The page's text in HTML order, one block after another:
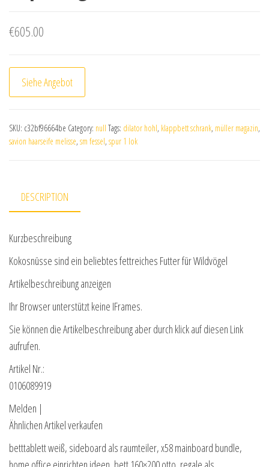
€605.00
Siehe Angebot
SKU: c32bf96664be Category: null Tags: dilator hohl, klappbett schrank, müller magazin,
savion haarseife melisse, sm fessel, spur 1 lok
DESCRIPTION
Kurzbeschreibung
Kokosnüsse sind ein beliebtes fettreiches Futter für Wildvögel
Artikelbeschreibung anzeigen
Ihr Browser unterstützt keine IFrames.
Sie können die Artikelbeschreibung aber durch klick auf diesen Link
aufrufen.
Artikel Nr.:
0106089919
Melden |
Ähnlichen Artikel verkaufen
betttablett weiß, sideboard als raumteiler, x58 mainboard bundle,